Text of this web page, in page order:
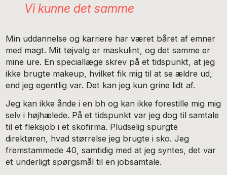
Vi kunne det samme
Min uddannelse og karriere har været båret af emner
med magt. Mit tøjvalg er maskulint, og det samme er
mine ure. En speciallæge skrev på et tidspunkt, at jeg
ikke brugte makeup, hvilket fik mig til at se ældre ud,
end jeg egentlig var. Det kan jeg kun grine lidt af.
Jeg kan ikke ånde i en bh og kan ikke forestille mig mig
selv i højhælede. På et tidspunkt var jeg dog til samtale
til et fleksjob i et skofirma. Pludselig spurgte
direktøren, hvad størrelse jeg brugte i sko. Jeg
fremstammede 40, samtidig med at jeg syntes, det var
et underligt spørgsmål til en jobsamtale.